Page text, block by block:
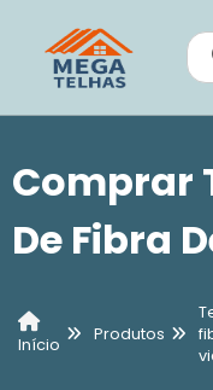
Comprar
De Fibra
Início
Produtos